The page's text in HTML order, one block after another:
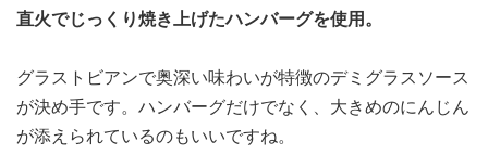
直火でじっくり焼き上げたハンバーグを使用。
グラストビアンで奥深い味わいが特徴のデミグラスソース
が決め手です。ハンバーグだけでなく、大きめのにんじん
が添えられているのもいいですね。